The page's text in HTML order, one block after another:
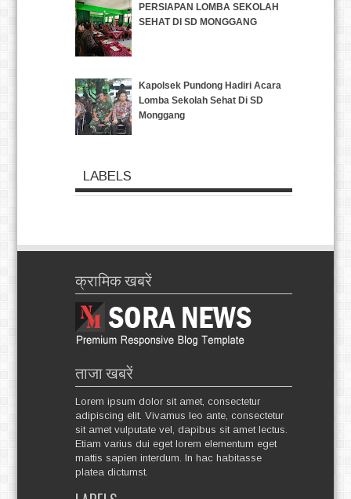
PERSIAPAN LOMBA SEKOLAH
SEHAT DI SD MONGGANG
Kapolsek Pundong Hadiri Acara
Lomba Sekolah Sehat Di SD
Monggang
LABELS
क्रामिक खबरें
ताजा खबरें
Lorem ipsum dolor sit amet, consectetur
adipiscing elit. Vivamus leo ante, consectetur
sit amet vulputate vel, dapibus sit amet lectus.
Etiam varius dui eget lorem elementum eget
mattis sapien interdum. In hac habitasse
platea dictumst.